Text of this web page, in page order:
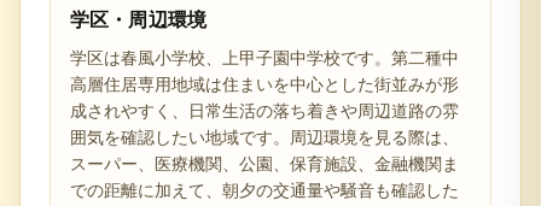
学区・周辺環境
学区は春風小学校、上甲子園中学校です。第二種中
高層住居専用地域は住まいを中心とした街並みが形
成されやすく、日常生活の落ち着きや周辺道路の雰
囲気を確認したい地域です。周辺環境を見る際は、
スーパー、医療機関、公園、保育施設、金融機関ま
での距離に加えて、朝夕の交通量や騒音も確認した